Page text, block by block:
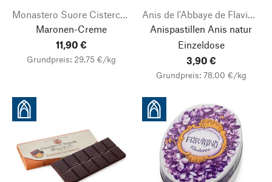
Monastero Suore Cistercensi
Maronen-Creme
11,90 €
Grundpreis: 29,75 €/kg
Anis de l’Abbaye de Flavigny
Anispastillen Anis natur
Einzeldose
3,90 €
Grundpreis: 78,00 €/kg